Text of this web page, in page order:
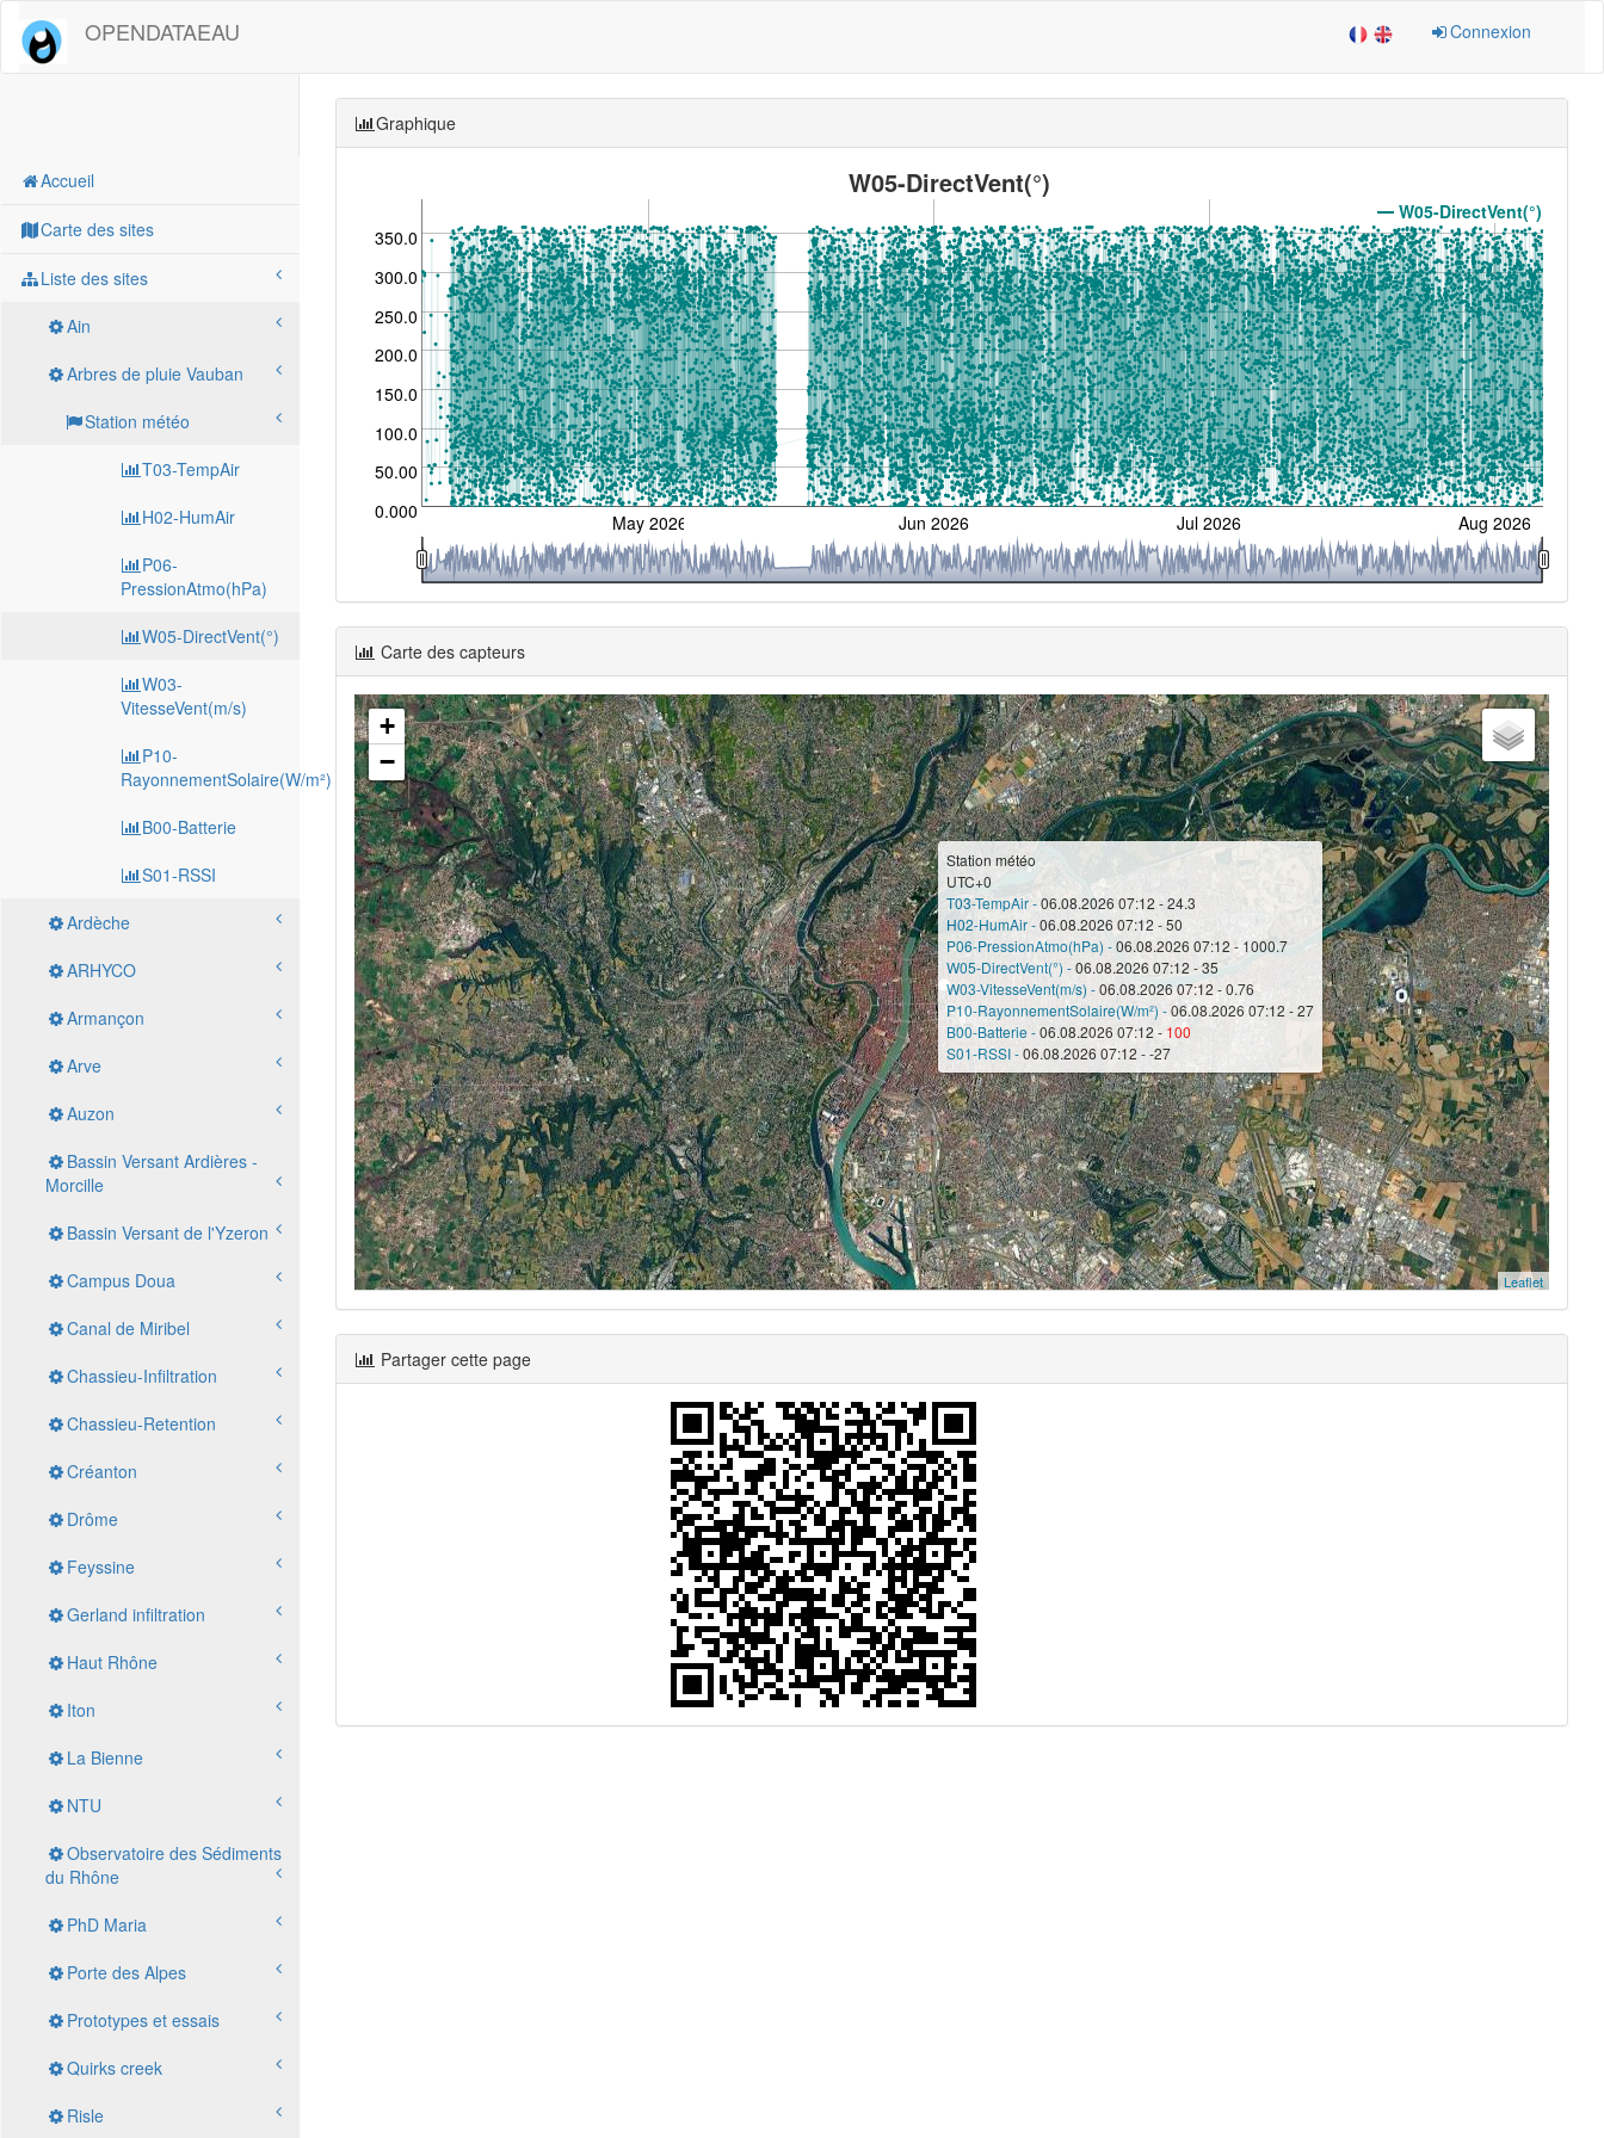
OPENDATAEAU Connexion
Accueil
Carte des sites
Liste des sites
Ain
Arbres de pluie Vauban
Station météo
T03-TempAir
H02-HumAir
P06-
PressionAtmo(hPa)
W05-DirectVent(°)
W03-
VitesseVent(m/s)
P10-
RayonnementSolaire(W/m²)
B00-Batterie
S01-RSSI
Ardèche
ARHYCO
Armançon
Arve
Auzon
Bassin Versant Ardières -
Morcille
Bassin Versant de l'Yzeron
Campus Doua
Canal de Miribel
Chassieu-Infiltration
Chassieu-Retention
Créanton
Drôme
Feyssine
Gerland infiltration
Haut Rhône
Iton
La Bienne
NTU
Observatoire des Sédiments
du Rhône
PhD Maria
Porte des Alpes
Prototypes et essais
Quirks creek
Risle
Graphique
W05-DirectVent(°)
W05-DirectVent(°)
0.000
50.00
100.0
150.0
200.0
250.0
300.0
350.0
May 2026 Jun 2026 Jul 2026 Aug 2026
Carte des capteurs
Station météo
UTC+0
T03-TempAir -06.08.2026 07:12 - 24.3
H02-HumAir -06.08.2026 07:12 - 50
P06-PressionAtmo(hPa) -06.08.2026 07:12 - 1000.7
W05-DirectVent(°) -06.08.2026 07:12 - 35
W03-VitesseVent(m/s) -06.08.2026 07:12 - 0.76
P10-RayonnementSolaire(W/m²) -06.08.2026 07:12 - 27
B00-Batterie -06.08.2026 07:12 - 100
S01-RSSI -06.08.2026 07:12 - -27
+
−
Leaflet
Partager cette page